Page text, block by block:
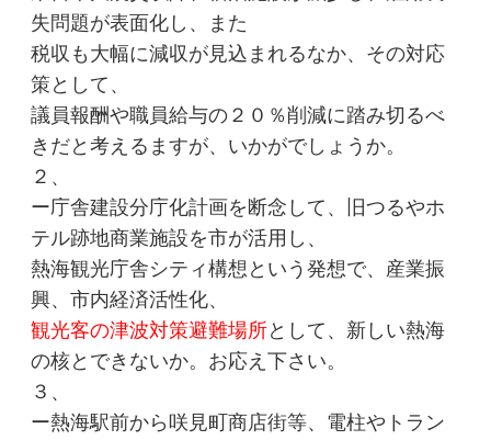
失問題が表面化し、また
税収も大幅に減収が見込まれるなか、その対応
策として、
議員報酬や職員給与の２０％削減に踏み切るべ
きだと考えるますが、いかがでしょうか。
２、
ー庁舎建設分庁化計画を断念して、旧つるやホ
テル跡地商業施設を市が活用し、
熱海観光庁舎シティ構想という発想で、産業振
興、市内経済活性化、
観光客の津波対策避難場所として、新しい熱海
の核とできないか。お応え下さい。
３、
ー熱海駅前から咲見町商店街等、電柱やトラン